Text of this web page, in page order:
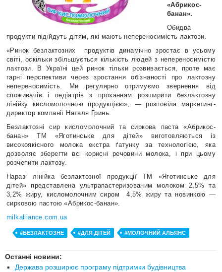
«Абрикос-
банан».
Обидва
продукти підійдуть дітям, які мають непереносимість лактози.
«Ринок безлактозних продуктів динамічно зростає в усьому
світі, оскільки збільшується кількість людей з непереносимістю
лактози. В Україні цей ринок тільки розвивається, проте має
гарні перспективи через зростання обізнаності про лактозну
непереносимість. Ми регулярно отримуємо звернення від
споживачів і педіатрів з проханням розширити безлактозну
лінійку кисломолочною продукцією», — розповіла маркетинг-
директор компанії Наталя Гринь.
Безлактозні сир кисломолочний та сиркова паста «Абрикос-
банан» ТМ «Яготинське для дітей» виготовляються із
високоякісного молока екстра ґатунку за технологією, яка
дозволяє зберегти всі корисні речовини молока, і при цьому
розчепити лактозу.
Наразі лінійка безлактозної продукції ТМ «Яготинське для
дітей» представлена ультрапастеризованим молоком 2,5% та
3,2% жиру, кисломолочним сиром 4,5% жиру та новинкою —
сирковою пастою «Абрикос-банан».
milkalliance.com.ua
#БЕЗЛАКТОЗНЕ #ДЛЯ ДІТЕЙ #МОЛОЧНИЙ АЛЬЯНС
Останні новини:
Держава розширює програму підтримки будівництва